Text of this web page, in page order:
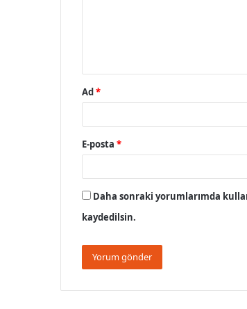
Ad*
E-posta *
Daha sonraki yorumlarımda
kaydedilsin.